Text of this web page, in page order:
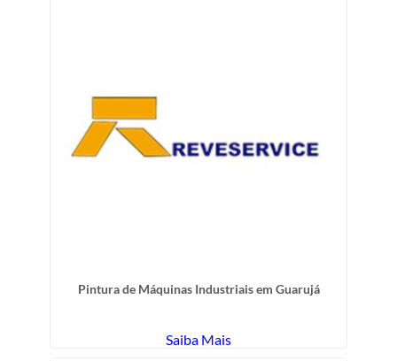
Pintura de Máquinas Industriais em Guarujá
Saiba Mais